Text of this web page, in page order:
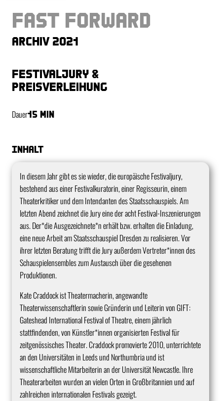
Fast Forward
Archiv 2021
Festivaljury &
Preisverleihung
Dauer15 min
Inhalt
In diesem Jahr gibt es sie wieder, die europäische Festivaljury,
bestehend aus einer Festivalkuratorin, einer Regisseurin, einem
Theaterkritiker und dem Intendanten des Staatsschauspiels. Am
letzten Abend zeichnet die Jury eine der acht Festival-Inszenierungen
aus. Der*die Ausgezeichnete*n erhält bzw. erhalten die Einladung,
eine neue Arbeit am Staatsschauspiel Dresden zu realisieren. Vor
ihrer letzten Beratung trifft die Jury außerdem Vertreter*innen des
Schauspielensembles zum Austausch über die gesehenen
Produktionen.
Kate Craddock ist Theatermacherin, angewandte
Theaterwissenschaftlerin sowie Gründerin und Leiterin von GIFT:
Gateshead International Festival of Theatre, einem jährlich
stattfindenden, von Künstler*innen organisierten Festival für
zeitgenössisches Theater. Craddock promovierte 2010, unterrichtete
an den Universitäten in Leeds und Northumbria und ist
wissenschaftliche Mitarbeiterin an der Universität Newcastle. Ihre
Theaterarbeiten wurden an vielen Orten in Großbritannien und auf
zahlreichen internationalen Festivals gezeigt.